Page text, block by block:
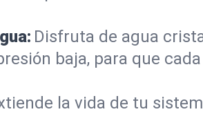
Disfruta de agua
baja, para que
la vida de tu